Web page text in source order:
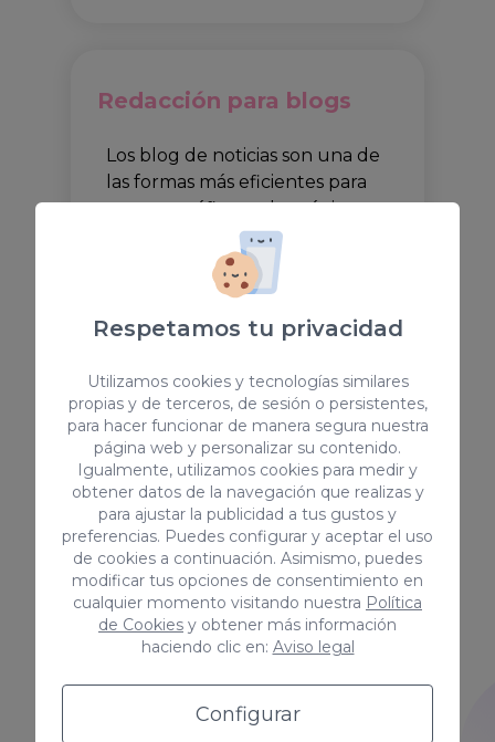
Respetamos tu privacidad
Utilizamos cookies y tecnologías similares
propias y de terceros, de sesión o persistentes,
para hacer funcionar de manera segura nuestra
página web y personalizar su contenido.
Igualmente, utilizamos cookies para medir y
obtener datos de la navegación que realizas y
para ajustar la publicidad a tus gustos y
preferencias. Puedes configurar y aceptar el uso
de cookies a continuación. Asimismo, puedes
modificar tus opciones de consentimiento en
cualquier momento visitando nuestra Política
de Cookies y obtener más información
haciendo clic en: Aviso legal
Configurar
Redacción para blogs
Los blog de noticias son una de
las formas más eficientes para
generar tráfico en las páginas
web con el fin de dar a conocer
los productos y servicios.
Confiar la redacción de este
tipo de contenido a nuestro
equipo es garantía de éxito. Son
tipo de contenido coorporativo
y de actualidad.
Copywriting técnico
Nuestros copywriters cuentan
con un expertise amplio y
saben manejarse en cualquier
sector. Son capaces de
desarrollar contenido de valor,